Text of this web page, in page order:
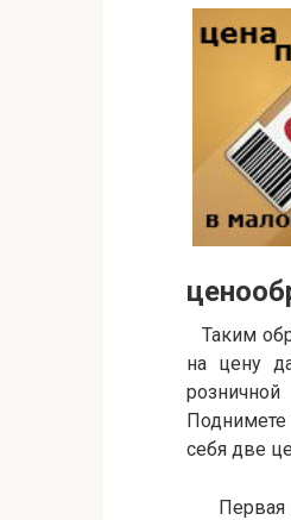
Таким
на цену
Поднимете
себя две
Первая